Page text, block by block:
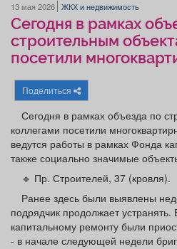
Работа Транспорт
Афиша
Товары Поздравления
13 мая 2026 ЖКХ и недвижимость
Сегодня в рамках
строительным
посетили
Поделиться
Сегодня в рамках объезда по
коллегами посетили
ведутся работы в рамках Фонда
также социально значимые
🔹 Пр. Строителей, 37 (кровля).
Ранее здесь были выявлены
подрядчик продолжает
капитальному ремонту были
- в начале следующей недели